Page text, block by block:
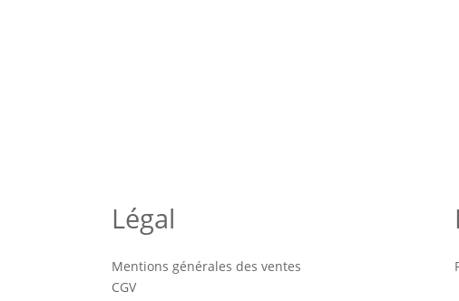
Légal
Mentions générales des ventes
CGV